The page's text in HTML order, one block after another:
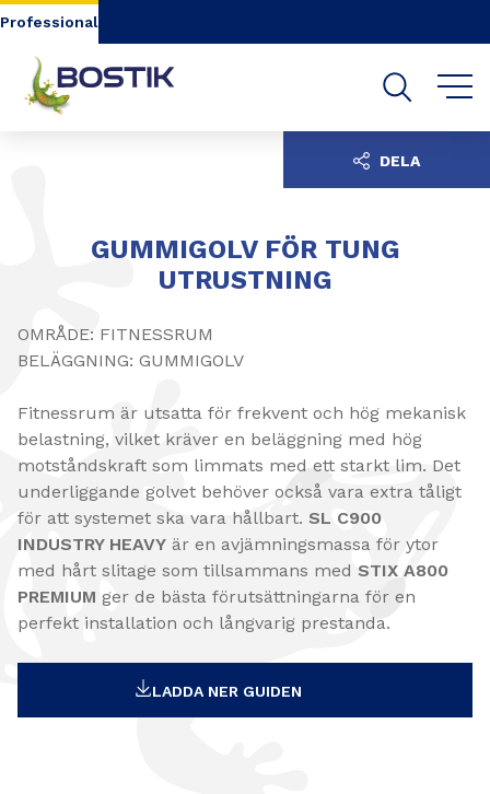
Go to content
Professional
GUMMIGOLV FÖR TUNG
UTRUSTNING
OMRÅDE: FITNESSRUM
BELÄGGNING: GUMMIGOLV
Fitnessrum är utsatta för frekvent och hög mekanisk
belastning, vilket kräver en beläggning med hög
motståndskraft som limmats med ett starkt lim. Det
underliggande golvet behöver också vara extra tåligt
för att systemet ska vara hållbart. SL C900
INDUSTRY HEAVY är en avjämningsmassa för ytor
med hårt slitage som tillsammans med STIX A800
PREMIUM ger de bästa förutsättningarna för en
perfekt installation och långvarig prestanda.
LADDA NER GUIDEN
DELA